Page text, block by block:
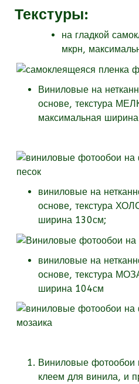
Текстуры:
на гладкой
мкрн,
Виниловые на
основе, текстура
максимальная
виниловые на
основе, текстура
ширина 130см;
виниловые на
основе, текстура
ширина 104см
Виниловые фотообои
клеем для винила, и